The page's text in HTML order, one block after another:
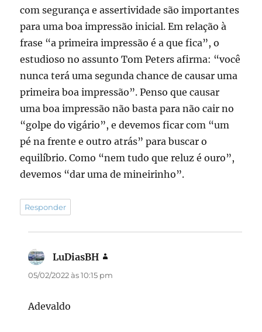
com segurança e assertividade são importantes
para uma boa impressão inicial. Em relação à
frase “a primeira impressão é a que fica”, o
estudioso no assunto Tom Peters afirma: “você
nunca terá uma segunda chance de causar uma
primeira boa impressão”. Penso que causar
uma boa impressão não basta para não cair no
“golpe do vigário”, e devemos ficar com “um
pé na frente e outro atrás” para buscar o
equilíbrio. Como “nem tudo que reluz é ouro”,
devemos “dar uma de mineirinho”.
Responder
LuDiasBH
05/02/2022 às 10:15 pm
Adevaldo